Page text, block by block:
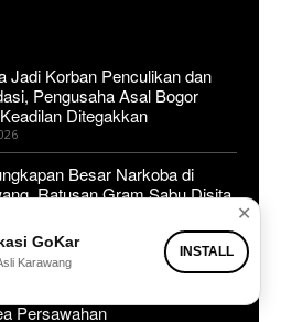
Jadi Korban Penculikan dan
Pengusaha Asal Bogor
Ditegakkan
Besar Narkoba di
Ratusan Gram Sabu Disita
Narkoba ke Lapas
Persawahan
✕
GoKar
Karawang
INSTALL